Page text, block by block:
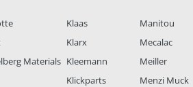
Materials
Klaas
Klarx
Kleemann
Klickparts
Manitou
Mecalac
Meiller
Menzi Muck